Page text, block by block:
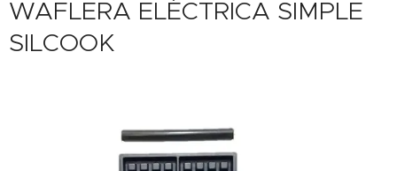
WAFLERA ELÉCTRICA SIMPLE
SILCOOK